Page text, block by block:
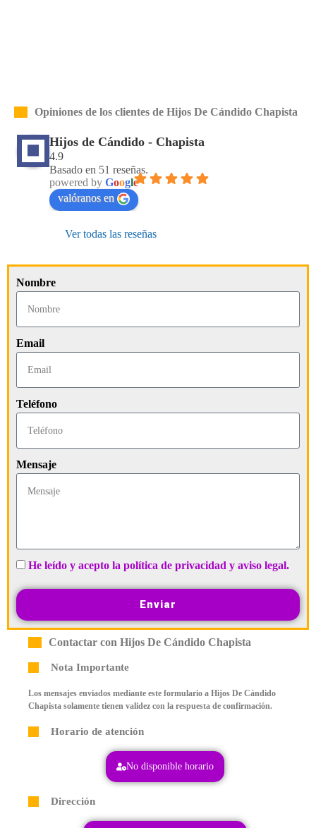
Opiniones de los clientes de Hijos De Cándido Chapista
Hijos de Cándido - Chapista
4.9
Basado en 51 reseñas.
powered by Google
valóranos en
Ver todas las reseñas
Nombre
Email
Teléfono
Mensaje
He leído y acepto la política de privacidad y aviso legal.
Enviar
Contactar con Hijos De Cándido Chapista
Nota Importante
Los mensajes enviados mediante este formulario a Hijos De Cándido
Chapista solamente tienen validez con la respuesta de confirmación.
Horario de atención
No disponible horario
Dirección